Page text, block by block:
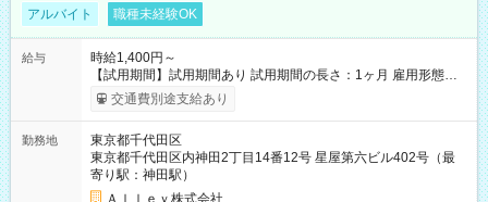
アルバイト 職種未経験OK
給与
時給1,400円～
【試用期間】試用期間あり 試用期間の長さ：1ヶ月 雇用形態、
給与は本採用時と同じです。
交通費別途支給あり
勤務地
東京都千代田区
東京都千代田区内神田2丁目14番12号 星屋第六ビル402号（最
寄り駅：神田駅）
Ａｌｌｅｙ株式会社